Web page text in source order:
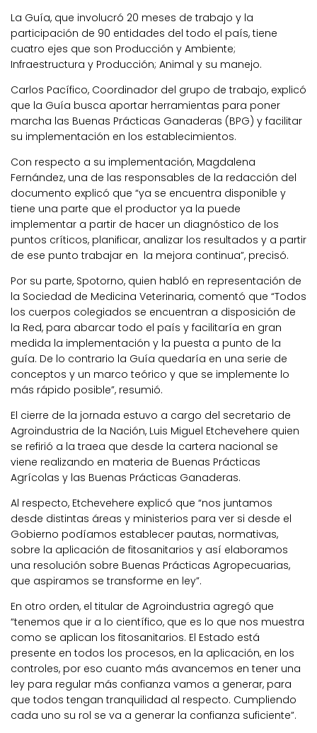
La Guía, que involucró 20 meses de trabajo y la
participación de 90 entidades del todo el país, tiene
cuatro ejes que son Producción y Ambiente;
Infraestructura y Producción; Animal y su manejo.
Carlos Pacífico, Coordinador del grupo de trabajo, explicó
que la Guía busca aportar herramientas para poner
marcha las Buenas Prácticas Ganaderas (BPG) y facilitar
su implementación en los establecimientos.
Con respecto a su implementación, Magdalena
Fernández, una de las responsables de la redacción del
documento explicó que “ya se encuentra disponible y
tiene una parte que el productor ya la puede
implementar a partir de hacer un diagnóstico de los
puntos críticos, planificar, analizar los resultados y a partir
de ese punto trabajar en la mejora continua”, precisó.
Por su parte, Spotorno, quien habló en representación de
la Sociedad de Medicina Veterinaria, comentó que “Todos
los cuerpos colegiados se encuentran a disposición de
la Red, para abarcar todo el país y facilitaría en gran
medida la implementación y la puesta a punto de la
guía. De lo contrario la Guía quedaría en una serie de
conceptos y un marco teórico y que se implemente lo
más rápido posible”, resumió.
El cierre de la jornada estuvo a cargo del secretario de
Agroindustria de la Nación, Luis Miguel Etchevehere quien
se refirió a la traea que desde la cartera nacional se
viene realizando en materia de Buenas Prácticas
Agrícolas y las Buenas Prácticas Ganaderas.
Al respecto, Etchevehere explicó que “nos juntamos
desde distintas áreas y ministerios para ver si desde el
Gobierno podíamos establecer pautas, normativas,
sobre la aplicación de fitosanitarios y así elaboramos
una resolución sobre Buenas Prácticas Agropecuarias,
que aspiramos se transforme en ley”.
En otro orden, el titular de Agroindustria agregó que
“tenemos que ir a lo científico, que es lo que nos muestra
como se aplican los fitosanitarios. El Estado está
presente en todos los procesos, en la aplicación, en los
controles, por eso cuanto más avancemos en tener una
ley para regular más confianza vamos a generar, para
que todos tengan tranquilidad al respecto. Cumpliendo
cada uno su rol se va a generar la confianza suficiente”.